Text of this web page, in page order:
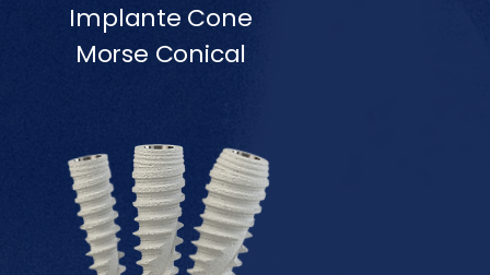
Implante Cone
Morse Conical